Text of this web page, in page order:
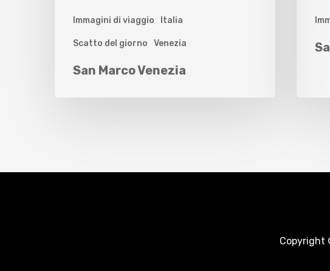
Immagini di viaggio Italia
Scatto del giorno Venezia
San Marco Venezia
Copyright